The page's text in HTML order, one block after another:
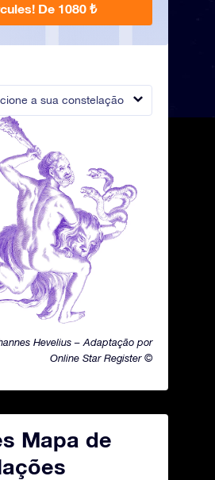
a sua constelação
Hevelius – Adaptação por
Online Star Register ©
De 1080 ₺
Mapa de